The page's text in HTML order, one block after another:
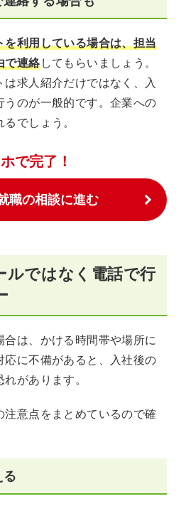
を利用している場合は、担当
で連絡してもらいましょう。
求人紹介だけではなく、入
のが一般的です。企業への
でしょう。
で完了！
職の相談に進む
ルではなく電話で行
は、かける時間帯や場所に
に不備があると、入社後の
があります。
意点をまとめているので確
る